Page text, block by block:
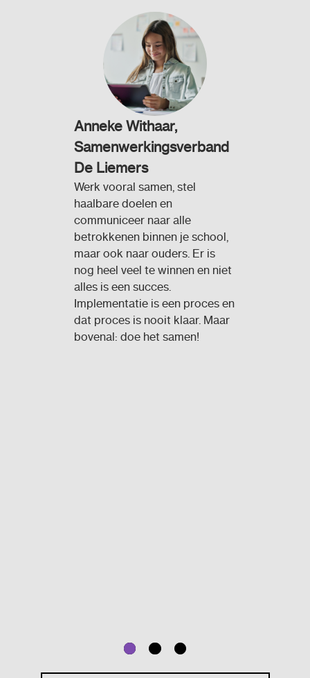
Anneke Withaar,
Samenwerkingsverband
De Liemers
Werk vooral samen, stel
haalbare doelen en
communiceer naar alle
betrokkenen binnen je school,
maar ook naar ouders. Er is
nog heel veel te winnen en niet
alles is een succes.
Implementatie is een proces en
dat proces is nooit klaar. Maar
bovenal: doe het samen!